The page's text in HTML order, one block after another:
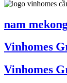
nam
Vinhomes
Vinhomes